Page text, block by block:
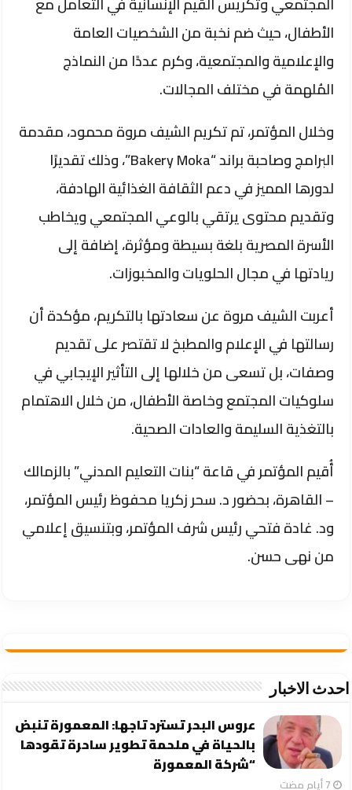
الأطفال، حيث ضم نخبة من الشخصيات العامة
والإعلامية والمجتمعية، وكرم عددًا من النماذج
المُلهمة في مختلف المجالات.
وخلال المؤتمر، تم تكريم الشيف مروة محمود، مقدمة
البرامج وصاحبة براند “Bakery Moka”، وذلك تقديرًا
لدورها المميز في دعم الثقافة الغذائية الهادفة،
وتقديم محتوى يرتقي بالوعي المجتمعي ويخاطب
الأسرة المصرية بلغة بسيطة ومؤثرة، إضافة إلى
ريادتها في مجال الحلويات والمخبوزات.
أعربت الشيف مروة عن سعادتها بالتكريم، مؤكدة أن
رسالتها في الإعلام والمطبخ لا تقتصر على تقديم
وصفات، بل تسعى من خلالها إلى التأثير الإيجابي في
سلوكيات المجتمع وخاصة الأطفال، من خلال الاهتمام
بالتغذية السليمة والعادات الصحية.
أُقيم المؤتمر في قاعة “بنات التعليم المدني” بالزمالك
– القاهرة، بحضور د. سحر زكريا محفوظ رئيس المؤتمر،
ود. غادة فتحي رئيس شرف المؤتمر، وبتنسيق إعلامي
من نهى حسن.
احدث الاخبار
عروس البحر تسترد تاجها: المعمورة تنبض
بالحياة في ملحمة تطوير ساحرة تقودها
“شركة المعمورة